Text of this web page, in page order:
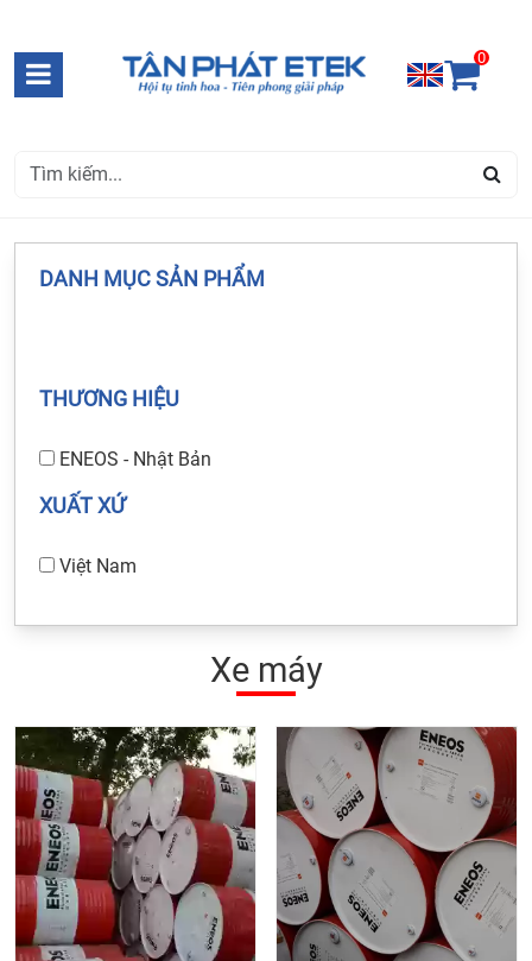
0
DANH MỤC SẢN PHẨM
THƯƠNG HIỆU
ENEOS - Nhật Bản
XUẤT XỨ
Việt Nam
Xe máy